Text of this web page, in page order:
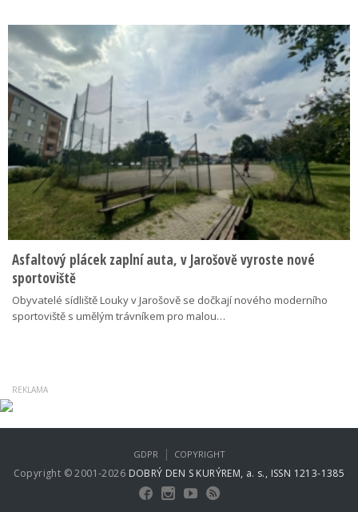
Asfaltový plácek zaplní auta, v Jarošově vyroste nové
sportoviště
Obyvatelé sídliště Louky v Jarošově se dočkají nového moderního
sportoviště s umělým trávníkem pro malou…
Copyright © 2001-2026 DOBRÝ DEN S KURÝREM, a. s., ISSN 1213-1385
GDPR | COPYRIGHT